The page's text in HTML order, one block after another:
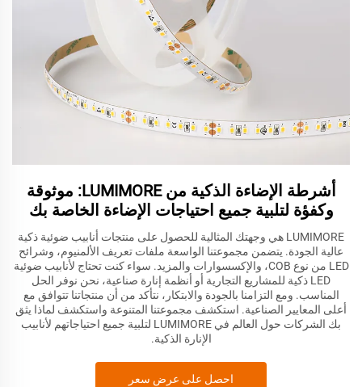
أشرطة الإضاءة الذكية من LUMIMORE: موثوقة
وكفؤة لتلبية جميع احتياجات الإضاءة الخاصة بك
LUMIMORE هي وجهتك المثالية للحصول على منتجات أنابيب ضوئية ذكية
عالية الجودة. يتضمن مجموعتنا الواسعة ملفات تعريف الألمنيوم، وشرائح
LED من نوع COB، والإكسسوارات والمزيد. سواء كنت تحتاج لأنابيب ضوئية
LED ذكية للمشاريع التجارية أو أنظمة إنارة صناعية، نحن نوفر الحل
المناسب. ومع التزامنا بالجودة والابتكار، نتأكد من أن منتجاتنا تتوافق مع
أعلى المعايير الصناعية. استكشف مجموعتنا المتنوعة واستكشف لماذا يثق
بك الشركات حول العالم في LUMIMORE لتلبية جميع احتياجاتهم لأنابيب
الإنارة الذكية.
احصل على عرض سعر